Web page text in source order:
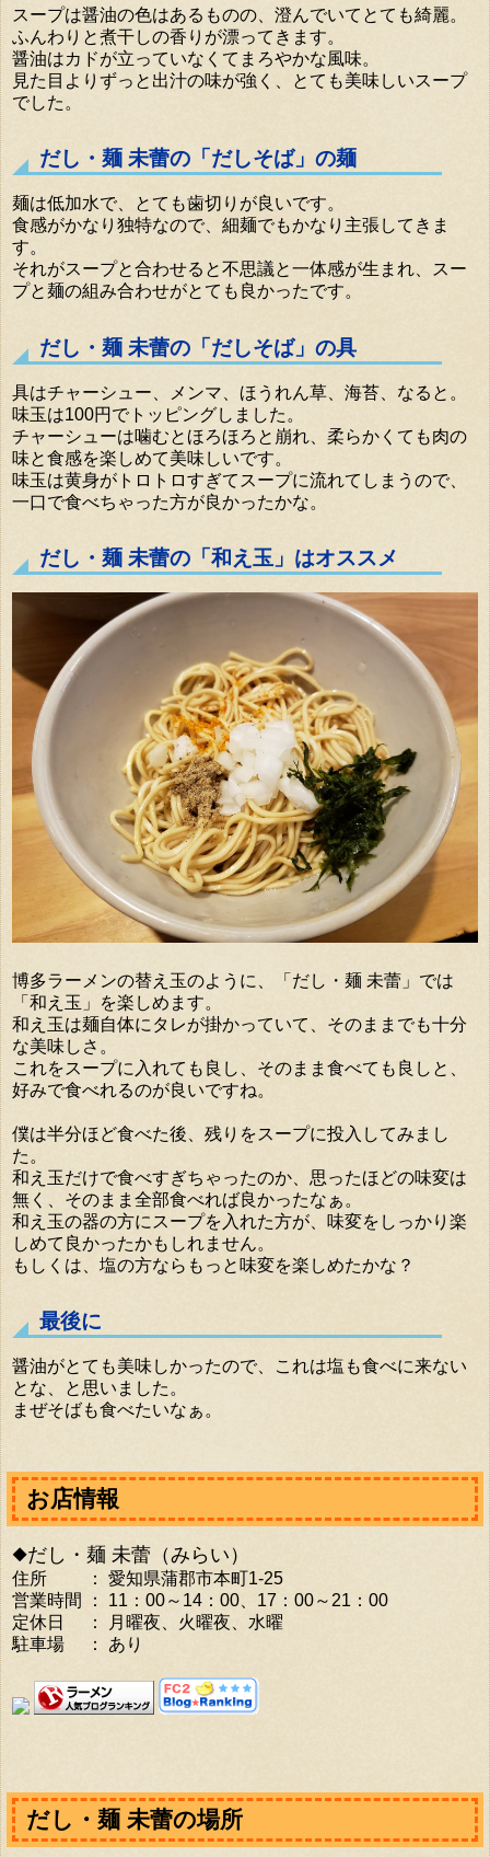
スープは醤油の色はあるものの、澄んでいてとても綺麗。
ふんわりと煮干しの香りが漂ってきます。
醤油はカドが立っていなくてまろやかな風味。
見た目よりずっと出汁の味が強く、とても美味しいスープ
でした。
だし・麺 未蕾の「だしそば」の麺
麺は低加水で、とても歯切りが良いです。
食感がかなり独特なので、細麺でもかなり主張してきま
す。
それがスープと合わせると不思議と一体感が生まれ、スー
プと麺の組み合わせがとても良かったです。
だし・麺 未蕾の「だしそば」の具
具はチャーシュー、メンマ、ほうれん草、海苔、なると。
味玉は100円でトッピングしました。
チャーシューは噛むとほろほろと崩れ、柔らかくても肉の
味と食感を楽しめて美味しいです。
味玉は黄身がトロトロすぎてスープに流れてしまうので、
一口で食べちゃった方が良かったかな。
だし・麺 未蕾の「和え玉」はオススメ
博多ラーメンの替え玉のように、「だし・麺 未蕾」では
「和え玉」を楽しめます。
和え玉は麺自体にタレが掛かっていて、そのままでも十分
な美味しさ。
これをスープに入れても良し、そのまま食べても良しと、
好みで食べれるのが良いですね。
僕は半分ほど食べた後、残りをスープに投入してみまし
た。
和え玉だけで食べすぎちゃったのか、思ったほどの味変は
無く、そのまま全部食べれば良かったなぁ。
和え玉の器の方にスープを入れた方が、味変をしっかり楽
しめて良かったかもしれません。
もしくは、塩の方ならもっと味変を楽しめたかな？
最後に
醤油がとても美味しかったので、これは塩も食べに来ない
とな、と思いました。
まぜそばも食べたいなぁ。
お店情報
◆だし・麺 未蕾（みらい）
住所 ： 愛知県蒲郡市本町1-25
営業時間 ： 11：00～14：00、17：00～21：00
定休日 ： 月曜夜、火曜夜、水曜
駐車場 ： あり
だし・麺 未蕾の場所